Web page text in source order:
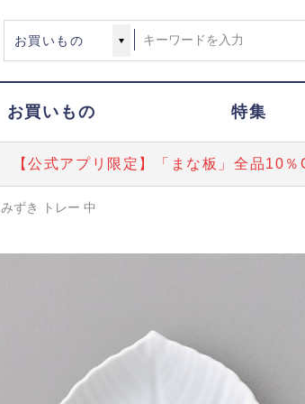
お買いもの 特集
【公式アプリ限定】「まな板」全品10
みずき トレー 中